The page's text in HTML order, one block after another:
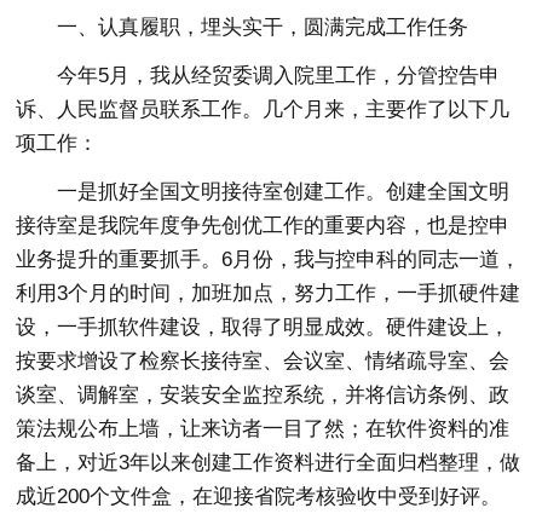
一、认真履职，埋头实干，圆满完成工作任务
今年5月，我从经贸委调入院里工作，分管控告申
诉、人民监督员联系工作。几个月来，主要作了以下几
项工作：
一是抓好全国文明接待室创建工作。创建全国文明
接待室是我院年度争先创优工作的重要内容，也是控申
业务提升的重要抓手。6月份，我与控申科的同志一道，
利用3个月的时间，加班加点，努力工作，一手抓硬件建
设，一手抓软件建设，取得了明显成效。硬件建设上，
按要求增设了检察长接待室、会议室、情绪疏导室、会
谈室、调解室，安装安全监控系统，并将信访条例、政
策法规公布上墙，让来访者一目了然；在软件资料的准
备上，对近3年以来创建工作资料进行全面归档整理，做
成近200个文件盒，在迎接省院考核验收中受到好评。